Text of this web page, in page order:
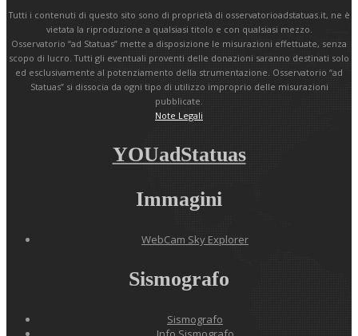
Tutti i contenuti di questo sito sono di proprietà di osservatorioadstatuas.it, ne è
vietata la riproduzione a qualsiasi titolo e con qualsiasi mezzo.
Osservatorio “ad Statuas” mette a disposizione le misurazioni effettuate, senza
scopo di lucro. Tutti gli eventuali proventi delle donazioni saranno destinati solo
ed esclusivamente al potenziamento della strumentazione. Osservatorio “ad
Statuas” si dissocia da ogni tipo di utilizzo improprio delle misurazioni
pubblicate.
Note Legali
YOUadStatuas
Immagini
WebCam Sky Explorer
Sismografo
Sismografo